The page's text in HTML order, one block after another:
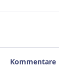
Kommentare